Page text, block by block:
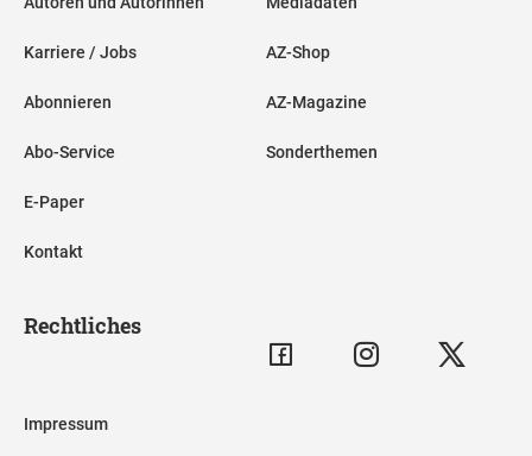
Karriere / Jobs
Abonnieren
Abo-Service
E-Paper
Kontakt
AZ-Shop
AZ-Magazine
Sonderthemen
Rechtliches
Impressum